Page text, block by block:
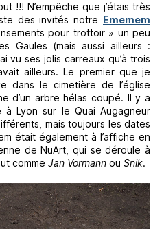
!!! N’empêche que j’étais très
des invités notre Ememem
pour trottoir » un peu
Gaules (mais aussi ailleurs :
vu ses jolis carreaux qu’à trois
ailleurs. Le premier que je
dans le cimetière de l’église
d’un arbre hélas coupé. Il y a
à Lyon sur le Quai Augagneur
mais toujours les dates
était également à l’affiche en
de NuArt, qui se déroule à
comme Jan Vormann ou Snik.